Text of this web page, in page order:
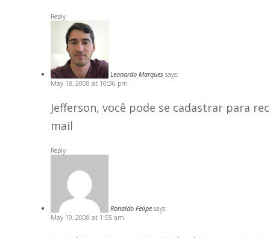
Reply
Leonardo Marques says:
May 18, 2008 at 10:36 pm
Jefferson, você pode se cadastrar para
mail
Reply
Ronaldo Felipe says:
May 19, 2008 at 1:55 am